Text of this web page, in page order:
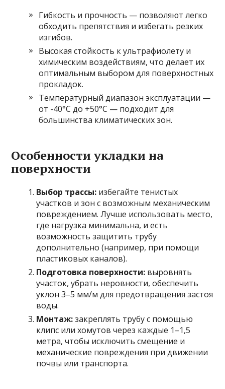
Гибкость и прочность — позволяют легко
обходить препятствия и избегать резких
изгибов.
Высокая стойкость к ультрафиолету и
химическим воздействиям, что делает их
оптимальным выбором для поверхностных
прокладок.
Температурный диапазон эксплуатации —
от -40°C до +50°C — подходит для
большинства климатических зон.
Особенности укладки на
поверхности
Выбор трассы: избегайте тенистых
участков и зон с возможным механическим
повреждением. Лучше использовать место,
где нагрузка минимальна, и есть
возможность защитить трубу
дополнительно (например, при помощи
пластиковых каналов).
Подготовка поверхности: выровнять
участок, убрать неровности, обеспечить
уклон 3–5 мм/м для предотвращения застоя
воды.
Монтаж:закреплять трубу с помощью
клипс или хомутов через каждые 1–1,5
метра, чтобы исключить смещение и
механические повреждения при движении
почвы или транспорта.